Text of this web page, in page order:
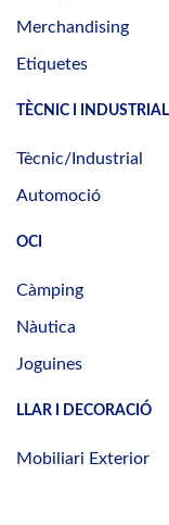
Merchandising
Etiquetes
TÈCNIC I INDUSTRIAL
Tècnic/Industrial
Automoció
OCI
Càmping
Nàutica
Joguines
LLAR I DECORACIÓ
Mobiliari Exterior